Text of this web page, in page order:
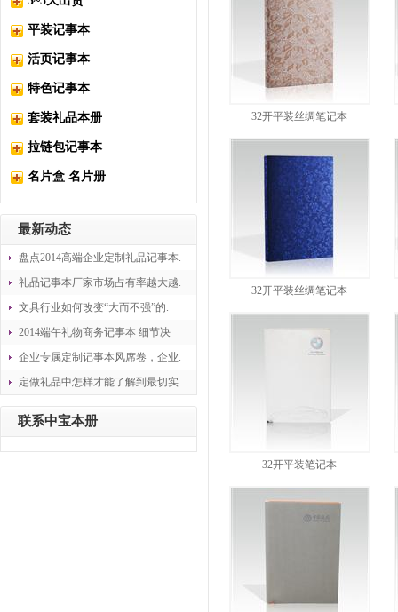
平装记事本
活页记事本
特色记事本
套装礼品本册
拉链包记事本
名片盒 名片册
最新动态
盘点2014高端企业定制礼品记事本.
礼品记事本厂家市场占有率越大越.
文具行业如何改变“大而不强”的.
2014端午礼物商务记事本 细节决
企业专属定制记事本风席卷，企业.
定做礼品中怎样才能了解到最切实.
联系中宝本册
32开平装丝绸笔记本
32开平装丝绸笔记本
32开平装笔记本